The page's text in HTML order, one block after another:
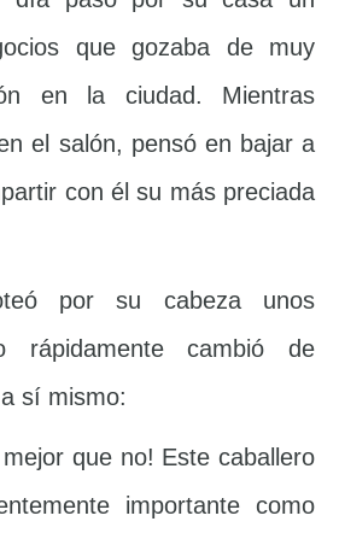
que gozaba de muy
en la ciudad. Mientras
el salón, pensó en bajar a
con él su más preciada
por su cabeza unos
rápidamente cambió de
sí mismo:
que no! Este caballero
importante como